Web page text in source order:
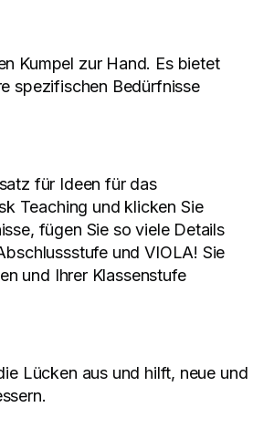
Kumpel zur Hand. Es bietet
spezifischen Bedürfnisse
für Ideen für das
Teaching und klicken Sie
fügen Sie so viele Details
und VIOLA! Sie
und Ihrer Klassenstufe
Lücken aus und hilft, neue und